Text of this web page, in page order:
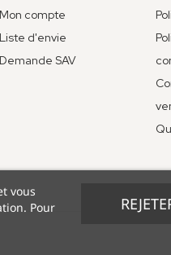
Mon compte
Liste d'envie
Demande SAV
vous
Pour